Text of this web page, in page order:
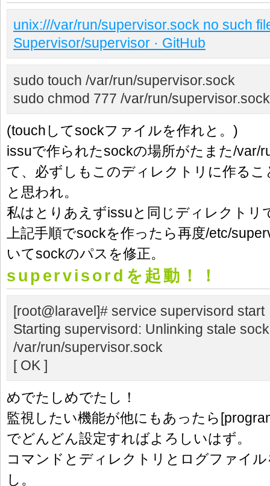
unix:///var/run/supervisor.sock no such
Supervisor/supervisor · GitHub
sudo touch /var/run/supervisor.sock
sudo chmod 777 /var/run/supervisor.sock
(touchしてsockファイルを作れと。)
issuで作られたsockの場所がたまた/var/
て、必ずしもこのディレクトリに作る
と思われ。
私はとりあえずissuと同じディレクトリ
上記手順でsockを作ったら再度/etc/
いてsockのパスを修正。
supervisordを起動！！
[root@laravel]# service supervisord start
Starting supervisord: Unlinking stale
/var/run/supervisor.sock
[ OK ]
めでたしめでたし！
監視したい機能が他にもあったら
でどんどん設定すればよろしいはず。
コマンドとディレクトリとログファイ
し。